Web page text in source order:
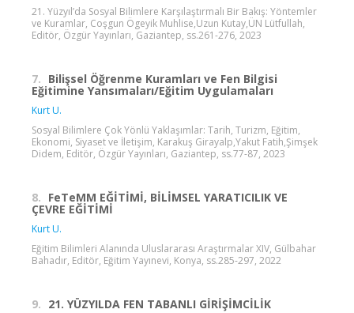
21. Yüzyıl’da Sosyal Bilimlere Karşılaştırmalı Bir Bakış: Yöntemler
ve Kuramlar, Coşgun Ögeyik Muhlise,Uzun Kutay,ÜN Lütfullah,
Editör, Özgür Yayınları, Gaziantep, ss.261-276, 2023
7. Bilişsel Öğrenme Kuramları ve Fen Bilgisi
Eğitimine Yansımaları/Eğitim Uygulamaları
Kurt U.
Sosyal Bilimlere Çok Yönlü Yaklaşımlar: Tarih, Turizm, Eğitim,
Ekonomi, Siyaset ve İletişim, Karakuş Girayalp,Yakut Fatih,Şimşek
Didem, Editör, Özgür Yayınları, Gaziantep, ss.77-87, 2023
8. FeTeMM EĞİTİMİ, BİLİMSEL YARATICILIK VE
ÇEVRE EĞİTİMİ
Kurt U.
Eğitim Bilimleri Alanında Uluslararası Araştırmalar XIV, Gülbahar
Bahadır, Editör, Eğitim Yayınevi, Konya, ss.285-297, 2022
9. 21. YÜZYILDA FEN TABANLI GİRİŞİMCİLİK